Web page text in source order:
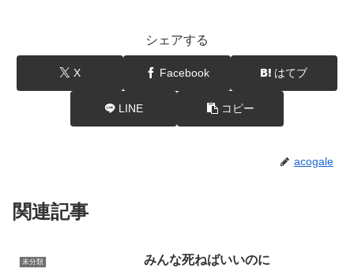
シェアする
X Facebook はてブ
LINE コピー
acogale
関連記事
未分類 みんな死ねばいいのに